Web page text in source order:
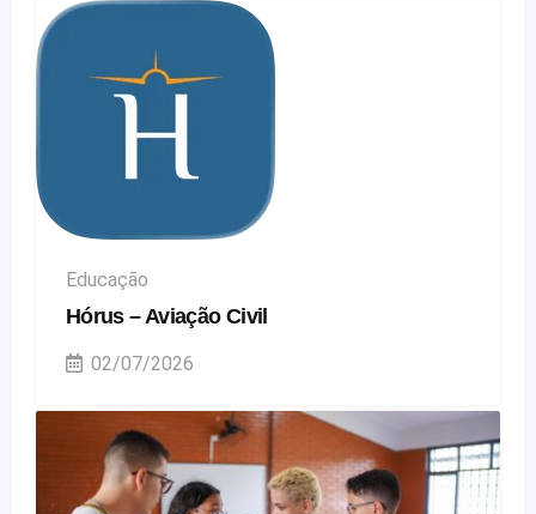
Educação
Hórus – Aviação Civil
02/07/2026